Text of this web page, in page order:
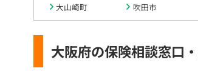
大山崎町
吹田市
大阪府の保険相談窓口